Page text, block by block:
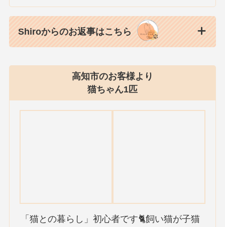
Shiroからのお返事はこちら
高知市のお客様より
猫ちゃん1匹
「猫との暮らし」初心者です🐈飼い猫が子猫